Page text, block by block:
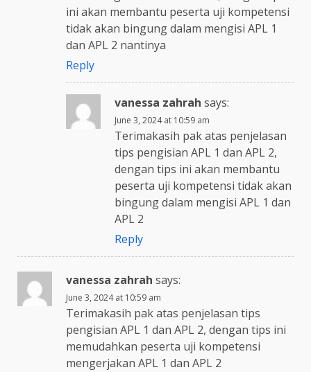
ini akan membantu peserta uji kompetensi
tidak akan bingung dalam mengisi APL 1
dan APL 2 nantinya
Reply
vanessa zahrah says:
June 3, 2024 at 10:59 am
Terimakasih pak atas penjelasan
tips pengisian APL 1 dan APL 2,
dengan tips ini akan membantu
peserta uji kompetensi tidak akan
bingung dalam mengisi APL 1 dan
APL 2
Reply
vanessa zahrah says:
June 3, 2024 at 10:59 am
Terimakasih pak atas penjelasan tips
pengisian APL 1 dan APL 2, dengan tips ini
memudahkan peserta uji kompetensi
mengerjakan APL 1 dan APL 2